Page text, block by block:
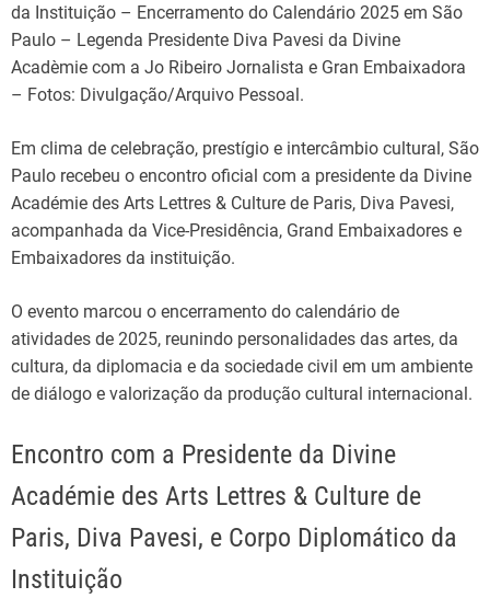
da Instituição – Encerramento do Calendário 2025 em São
Paulo – Legenda Presidente Diva Pavesi da Divine
Acadèmie com a Jo Ribeiro Jornalista e Gran Embaixadora
– Fotos: Divulgação/Arquivo Pessoal.
Em clima de celebração, prestígio e intercâmbio cultural, São
Paulo recebeu o encontro oficial com a presidente da Divine
Académie des Arts Lettres & Culture de Paris, Diva Pavesi,
acompanhada da Vice-Presidência, Grand Embaixadores e
Embaixadores da instituição.
O evento marcou o encerramento do calendário de
atividades de 2025, reunindo personalidades das artes, da
cultura, da diplomacia e da sociedade civil em um ambiente
de diálogo e valorização da produção cultural internacional.
Encontro com a Presidente da Divine
Académie des Arts Lettres & Culture de
Paris, Diva Pavesi, e Corpo Diplomático da
Instituição